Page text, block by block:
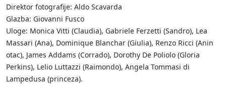
Direktor fotografije: Aldo Scavarda
Glazba: Giovanni Fusco
Uloge: Monica Vitti (Claudia), Gabriele Ferzetti (Sandro), Lea
Massari (Ana), Dominique Blanchar (Giulia), Renzo Ricci (Anin
otac), James Addams (Corrado), Dorothy De Poliolo (Gloria
Perkins), Lelio Luttazzi (Raimondo), Angela Tommasi di
Lampedusa (princeza).